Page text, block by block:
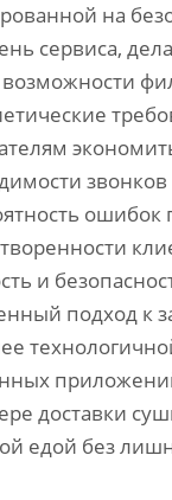
на
сервиса‚
ошибок
и
подход к
доставки
едой без